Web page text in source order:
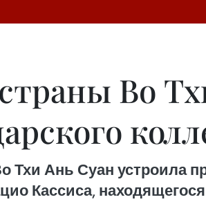
Во
Тхи Ань Суан устроила
Кассиса,